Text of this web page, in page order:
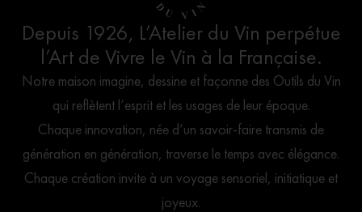
Depuis 1926, L’Atelier du Vin perpétue
l’Art de Vivre le Vin à la Française.
Notre maison imagine, dessine et façonne des Outils du Vin
qui reflètent l’esprit et les usages de leur époque.
Chaque innovation, née d’un savoir-faire transmis de
génération en génération, traverse le temps avec élégance.
Chaque création invite à un voyage sensoriel, initiatique et
joyeux.